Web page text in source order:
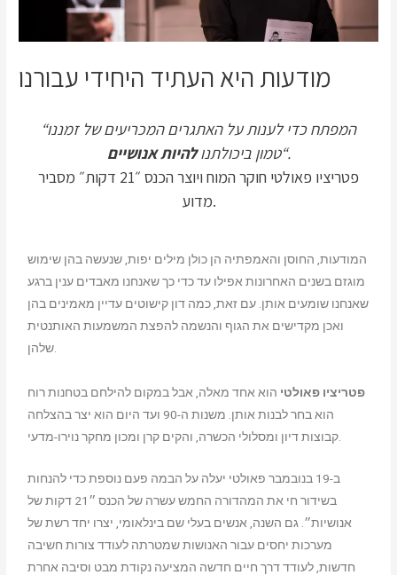
מודעות היא העתיד היחידי עבורנו
“המפתח כדי לענות על האתגרים המכריעים של זמננו
טמון ביכולתנולהיות אנושיים
“.
פטריציו פאולטי חוקר המוח ויוצר הכנס ״21 דקות״ מסביר
מדוע.
המודעות, החוסן והאמפתיה הן כולן מילים יפות, שנעשה בהן שימוש
מוגזם בשנים האחרונות אפילו עד כדי כך שאנחנו מאבדים ענין ברגע
שאנחנו שומעים אותן. עם זאת, כמה דון קישוטים עדיין מאמינים בהן
ואכן מקדישים את הגוף והנשמה להפצת המשמעות האותנטית
פטריציו פאולטי הוא אחד מאלה, אבל במקום להילחם בטחנות רוח
הוא בחר לבנות אותן. משנות ה-90 ועד היום הוא יצר בהצלחה
ב-19 בנובמבר פאולטי יעלה על הבמה פעם נוספת כדי להנחות
בשידור חי את המהדורה החמש עשרה של הכנס ״21 דקות של
אנושיות״. גם השנה, אנשים בעלי שם בינלאומי, יצרו יחד רשת של
מערכות יחסים עבור האנושות שמטרתה לעודד צורות חשיבה
חדשות, לעודד דרך חיים חדשה המציעה נקודת מבט וסיבה אחרת